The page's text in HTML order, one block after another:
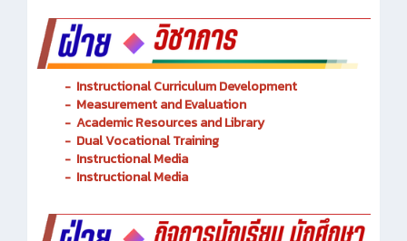
- Instructional Curriculum Development
- Measurement and Evaluation
- Academic Resources and Library
- Dual Vocational Training
- Instructional Media